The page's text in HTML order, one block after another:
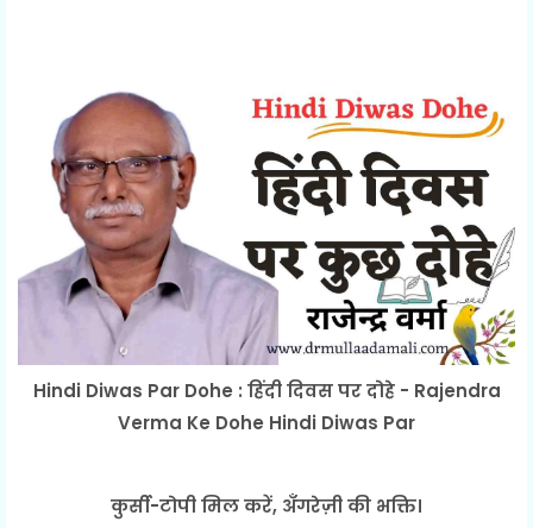
Hindi Diwas Par Dohe : हिंदी दिवस पर दोहे - Rajendra
Verma Ke Dohe Hindi Diwas Par
कुर्सी-टोपी मिल करें, अँगरेज़ी की भक्ति।